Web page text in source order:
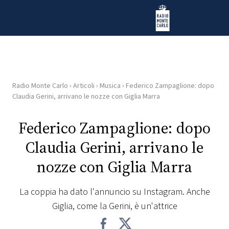
Radio Monte Carlo
HOME
RADIO
WEB
PLAYLIST
Radio Monte Carlo › Articoli › Musica › Federico Zampaglione: dopo
Claudia Gerini, arrivano le nozze con Giglia Marra
Federico Zampaglione: dopo
Claudia Gerini, arrivano le
nozze con Giglia Marra
La coppia ha dato l'annuncio su Instagram. Anche
Giglia, come la Gerini, è un'attrice